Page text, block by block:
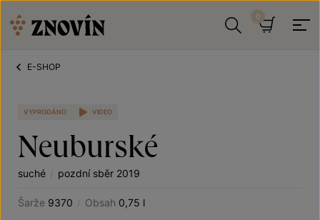
E-SHOP
VYPRODÁNO VIDEO
Neuburské
suché / pozdní sběr 2019
Šarže 9370 / Obsah 0,75 l